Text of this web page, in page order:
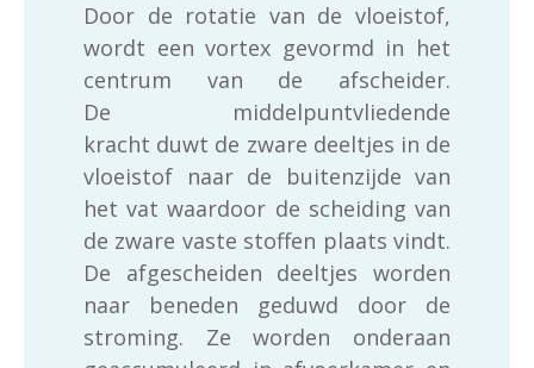
Door de rotatie van de vloeistof,
wordt een vortex gevormd in het
centrum van de afscheider.
De middelpuntvliedende
kracht duwt de zware deeltjes in de
vloeistof naar de buitenzijde van
het vat waardoor de scheiding van
de zware vaste stoffen plaats vindt.
De afgescheiden deeltjes worden
naar beneden geduwd door de
stroming. Ze worden onderaan